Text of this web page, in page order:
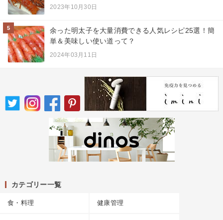
2023年10月30日
5
余った明太子を大量消費できる人気レシピ25選！簡
単＆美味しい使い道って？
2024年03月11日
カテゴリー一覧
食・料理 健康管理